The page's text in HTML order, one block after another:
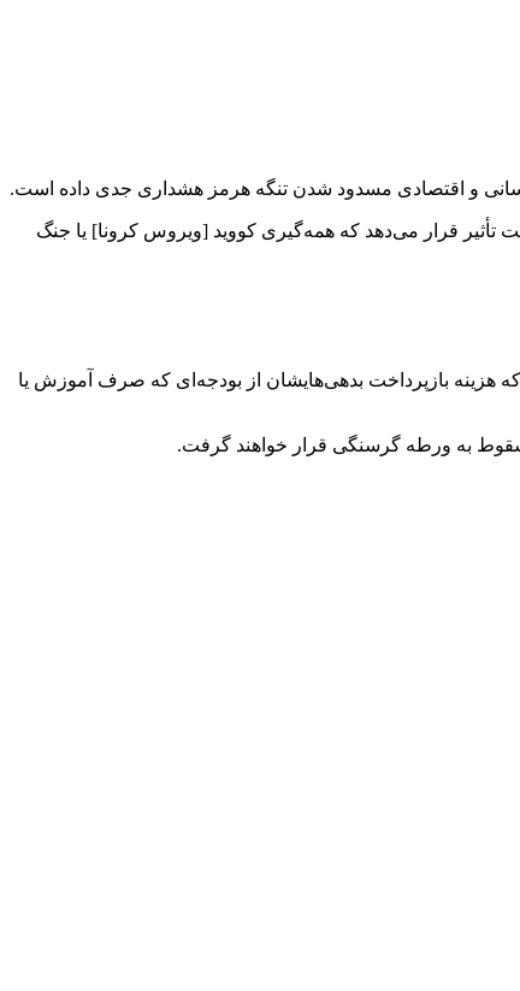
تأثیر قرار می‌دهد که همه‌گیری کووید [ویروس کرونا] یا جنگ
هزینه بازپرداخت بدهی‌هایشان از بودجه‌ای که صرف آموزش یا
به ورطه گرسنگی قرار خواهند گرفت.